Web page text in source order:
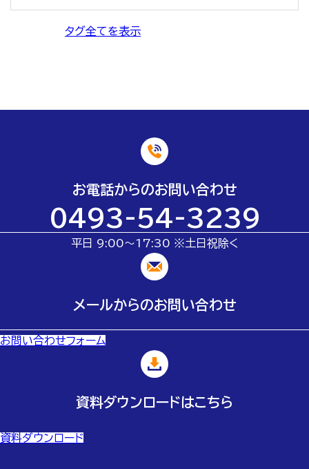
タグ全てを表示
お電話からのお問い合わせ
0493-54-3239
平日 9:00～17:30 ※土日祝除く
メールからのお問い合わせ
お問い合わせフォーム
資料ダウンロードはこちら
資料ダウンロード